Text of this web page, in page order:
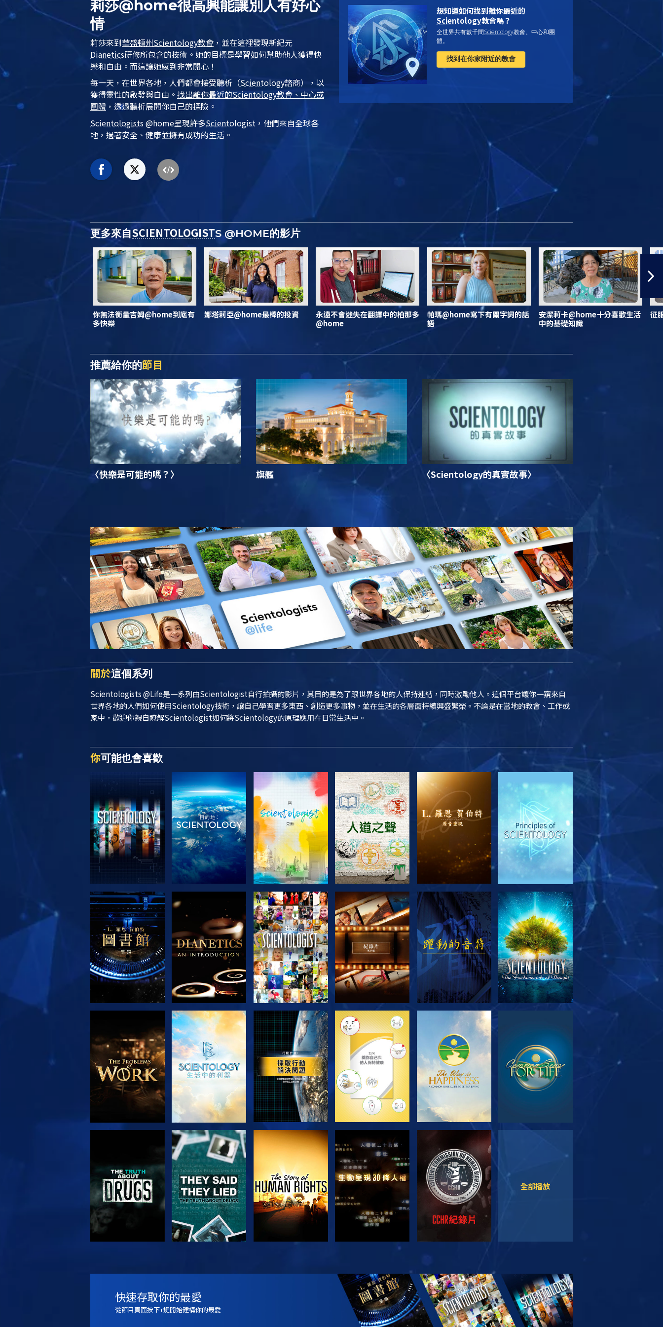
莉莎@home很高興能讓別人有好心
情
莉莎來到華盛頓州Scientology教會 ，並在這裡發現新紀元
Dianetics研修所包含的技術。她的目標是學習如何幫助他人獲得快
樂和自由。而這讓她感到非常開心！
每一天，在世界各地，人們都會接受聽析 （Scientology諮商），以
獲得靈性的啟發與自由。找出離你最近的Scientology教會、中心或
團體 ，透過聽析展開你自己的探險。
Scientologists @home呈現許多Scientologist ，他們來自全球各
地，過著安全、健康並擁有成功的生活。
想知道如何找到離你最近的
Scientology教會嗎？
全世界共有數千間Scientology教會、中心和團
體。
找到在你家附近的教會
更多來自SCIENTOLOGISTS @HOME的影片
你無法衡量吉姆@home到底有
多快樂
娜塔莉亞@home最棒的投資
永遠不會迷失在翻譯中的柏那多
@home
帕瑪@home寫下有關字詞的話
語
安潔莉卡@home十分喜歡生活
中的基礎知識
征
推薦給你的節目
〈快樂是可能的嗎？〉 旗艦 〈Scientology的真實故事〉
關於這個系列
Scientologists @Life是一系列由Scientologist自行拍攝的影片，其目的是為了跟世界各地的人保持連結，同時激勵他人。這個平台讓你一窺來自
世界各地的人們如何使用Scientology技術，讓自己學習更多東西、創造更多事物，並在生活的各層面持續興盛繁榮。不論是在當地的教會、工作或
家中，歡迎你親自瞭解Scientologist如何將Scientology的原理應用在日常生活中。
你可能也會喜歡
探索系列節目 探索系列節目 探索系列節目 探索系列節目 探索系列節目 觀看
探索系列節目 觀看 探索系列節目 探索系列節目 探索系列節目
觀看 觀看 觀看 觀看
觀看 探索系列節目
全部播放
快速存取你的最愛
從節目頁面按下+鍵開始建構你的最愛